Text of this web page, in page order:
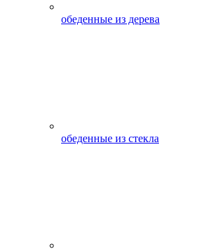
обеденные из дерева
обеденные из стекла